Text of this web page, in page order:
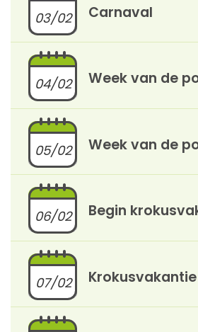
03/02 Carnaval
04/02 Week van de
05/02 Week van de
06/02 Begin
07/02 Krokusvakantie